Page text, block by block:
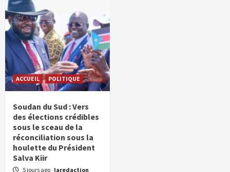
ACCUEIL POLITIQUE
Soudan du Sud : Vers
des élections crédibles
sous le sceau de la
réconciliation sous la
houlette du Président
Salva Kiir
5 jours ago laredaction